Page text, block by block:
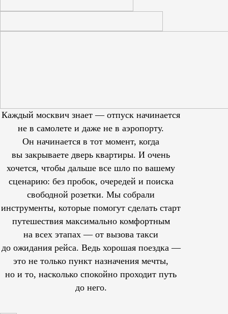
Каждый москвич знает — отпуск начинается
не в самолете и даже не в аэропорту.
Он начинается в тот момент, когда
вы закрываете дверь квартиры. И очень
хочется, чтобы дальше все шло по вашему
сценарию: без пробок, очередей и поиска
свободной розетки. Мы собрали
инструменты, которые помогут сделать старт
путешествия максимально комфортным
на всех этапах — от вызова такси
до ожидания рейса. Ведь хорошая поездка —
это не только пункт назначения мечты,
но и то, насколько спокойно проходит путь
до него.